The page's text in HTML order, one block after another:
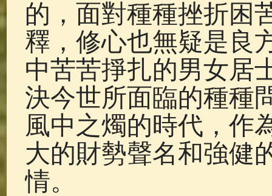
的，面對種種挫折困
釋，修心也無疑是良
中苦苦掙扎的男女居
決今世所面臨的種種
風中之燭的時代，作
大的財勢聲名和強健
情。